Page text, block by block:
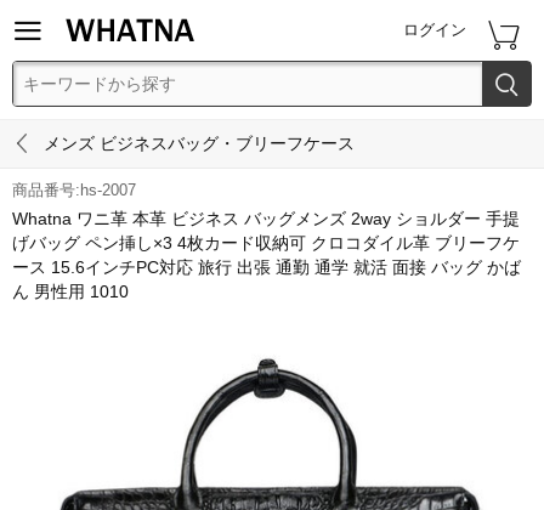
 ログイン 

 メンズ ビジネスバッグ・ブリーフケース
商品番号:hs-2007
Whatna ワニ革 本革 ビジネス バッグメンズ 2way ショルダー 手提
げバッグ ペン挿し×3 4枚カード収納可 クロコダイル革 ブリーフケ
ース 15.6インチPC対応 旅行 出張 通勤 通学 就活 面接 バッグ かば
ん 男性用 1010